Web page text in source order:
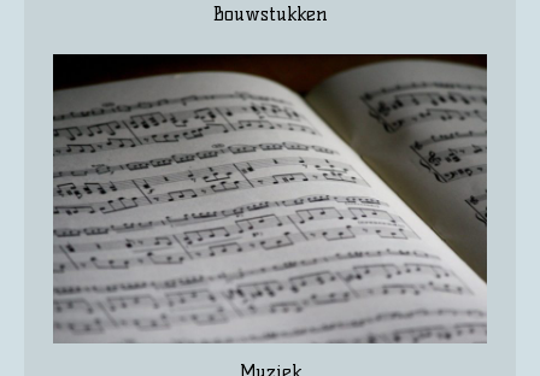
Bouwstukken
Muziek